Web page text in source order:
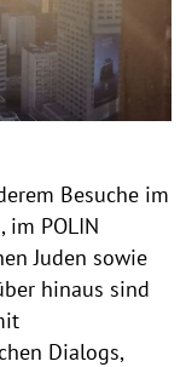
i
e
s
a
Besuche im
im POLIN
Juden sowie
hinaus sind
Dialogs,